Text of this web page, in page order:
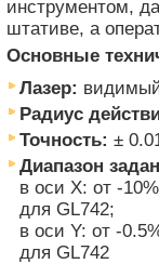
инструментом,
штативе, а
Основные
Лазер:
Радиус
Точность: ±
Диапазон
в оси X: от -
для GL742;
в оси Y: от -
для GL742